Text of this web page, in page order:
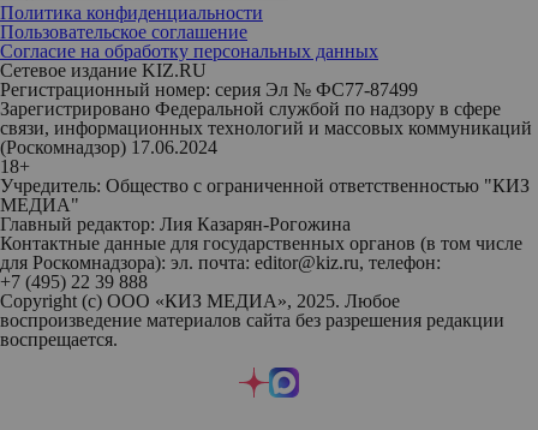
Политика конфиденциальности
Пользовательское соглашение
Согласие на обработку персональных данных
Сетевое издание KIZ.RU
Регистрационный номер: серия Эл № ФС77-87499
Зарегистрировано Федеральной службой по надзору в сфере
связи, информационных технологий и массовых коммуникаций
(Роскомнадзор) 17.06.2024
18+
Учредитель: Общество с ограниченной ответственностью "КИЗ
МЕДИА"
Главный редактор: Лия Казарян-Рогожина
Контактные данные для государственных органов (в том числе
для Роскомнадзора): эл. почта: editor@kiz.ru, телефон:
+7 (495) 22 39 888
Copyright (с) ООО «КИЗ МЕДИА», 2025. Любое
воспроизведение материалов сайта без разрешения редакции
воспрещается.